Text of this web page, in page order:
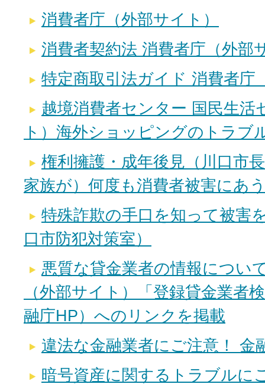
消費者庁（外部サイト）
消費者契約法 消費者庁（外部
特定商取引法ガイド 消費者庁
越境消費者センター 国民生活
ト）海外ショッピングのトラブ
権利擁護・成年後見（川口市
家族が）何度も消費者被害にあ
特殊詐欺の手口を知って被害
口市防犯対策室）
悪質な貸金業者の情報につい
（外部サイト）「登録貸金業者
融庁HP）へのリンクを掲載
違法な金融業者にご注意！ 金
暗号資産に関するトラブルに